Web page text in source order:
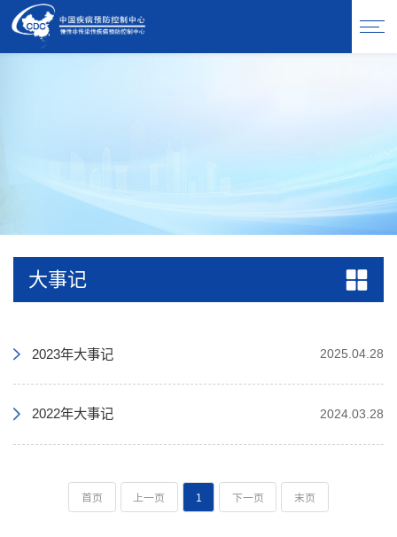
大事记
2023年大事记 2025.04.28
2022年大事记 2024.03.28
首页 上一页 1 下一页 末页